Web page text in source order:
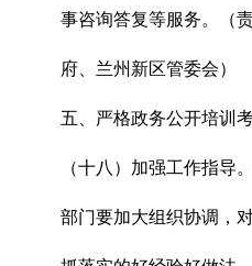
事咨询答复等服务。（
府、兰州新区管委会）
五、严格政务公开培训
（十八）加强工作指导
部门要加大组织协调，